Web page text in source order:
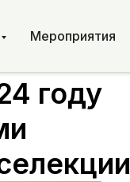
Мероприятия
году